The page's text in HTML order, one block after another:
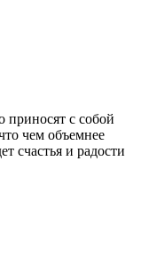
приносят с собой
чем объемнее
счастья и радости